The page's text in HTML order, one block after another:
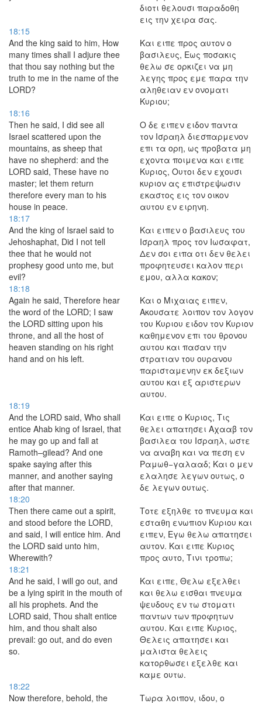
διοτι θελουσι παραδοθη
εις την χειρα σας.
18:15
And the king said to him, How
many times shall I adjure thee
that thou say nothing but the
truth to me in the name of the
LORD?
Και ειπε προς αυτον ο
βασιλευς, Εως ποσακις
θελω σε ορκιζει να μη
λεγης προς εμε παρα την
αληθειαν εν ονοματι
Κυριου;
18:16
Then he said, I did see all
Israel scattered upon the
mountains, as sheep that
have no shepherd: and the
LORD said, These have no
master; let them return
therefore every man to his
house in peace.
Ο δε ειπεν ειδον παντα
τον Ισραηλ διεσπαρμενον
επι τα ορη, ως προβατα μη
εχοντα ποιμενα και ειπε
Κυριος, Ουτοι δεν εχουσι
κυριον ας επιστρεψωσιν
εκαστος εις τον οικον
αυτου εν ειρηνη.
18:17
And the king of Israel said to
Jehoshaphat, Did I not tell
thee that he would not
prophesy good unto me, but
evil?
Και ειπεν ο βασιλευς του
Ισραηλ προς τον Ιωσαφατ,
Δεν σοι ειπα οτι δεν θελει
προφητευσει καλον περι
εμου, αλλα κακον;
18:18
Again he said, Therefore hear
the word of the LORD; I saw
the LORD sitting upon his
throne, and all the host of
heaven standing on his right
hand and on his left.
Και ο Μιχαιας ειπεν,
Ακουσατε λοιπον τον λογον
του Κυριου ειδον τον Κυριον
καθημενον επι του θρονου
αυτου και πασαν την
στρατιαν του ουρανου
παρισταμενην εκ δεξιων
αυτου και εξ αριστερων
αυτου.
18:19
And the LORD said, Who shall
entice Ahab king of Israel, that
he may go up and fall at
Ramoth–gilead? And one
spake saying after this
manner, and another saying
after that manner.
Και ειπε ο Κυριος, Τις
θελει απατησει Αχααβ τον
βασιλεα του Ισραηλ, ωστε
να αναβη και να πεση εν
Ραμωθ−γαλααδ; Και ο μεν
ελαλησε λεγων ουτως, ο
δε λεγων ουτως.
18:20
Then there came out a spirit,
and stood before the LORD,
and said, I will entice him. And
the LORD said unto him,
Wherewith?
Τοτε εξηλθε το πνευμα και
εσταθη ενωπιον Κυριου και
ειπεν, Εγω θελω απατησει
αυτον. Και ειπε Κυριος
προς αυτο, Τινι τροπω;
18:21
And he said, I will go out, and
be a lying spirit in the mouth of
all his prophets. And the
LORD said, Thou shalt entice
him, and thou shalt also
prevail: go out, and do even
so.
Και ειπε, Θελω εξελθει
και θελω εισθαι πνευμα
ψευδους εν τω στοματι
παντων των προφητων
αυτου. Και ειπε Κυριος,
Θελεις απατησει και
μαλιστα θελεις
κατορθωσει εξελθε και
καμε ουτω.
18:22
Now therefore, behold, the
Τωρα λοιπον, ιδου, ο